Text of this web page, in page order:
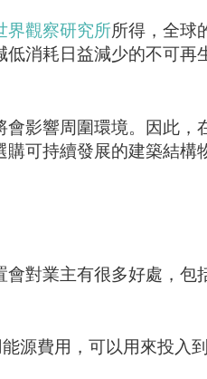
界觀察研究所所得，全球
消耗日益減少的不可再
影響周圍環境。因此，
可持續發展的建築結構
對業主有很多好處，包
費用，可以用來投入到